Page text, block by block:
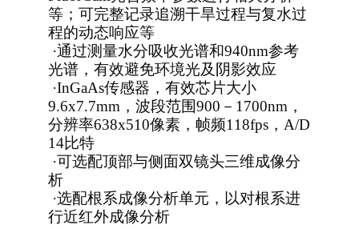
等；可完整记录追溯干旱过程与复水过
程的动态响应等
·通过测量水分吸收光谱和940nm参考
光谱，有效避免环境光及阴影效应
·InGaAs传感器，有效芯片大小
9.6x7.7mm，波段范围900－1700nm，
分辨率638x510像素，帧频118fps，A/D
14比特
·可选配顶部与侧面双镜头三维成像分
析
·选配根系成像分析单元，以对根系进
行近红外成像分析